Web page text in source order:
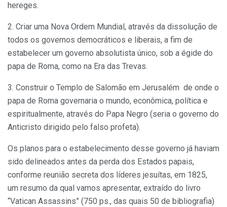
hereges.
2. Criar uma Nova Ordem Mundial, através da dissolução de
todos os governos democráticos e liberais, a fim de
estabelecer um governo absolutista único, sob a égide do
papa de Roma, como na Era das Trevas.
3. Construir o Templo de Salomão em Jerusalém de onde o
papa de Roma governaria o mundo, econômica, política e
espiritualmente, através do Papa Negro (seria o governo do
Anticristo dirigido pelo falso profeta).
Os planos para o estabelecimento desse governo já haviam
sido delineados antes da perda dos Estados papais,
conforme reunião secreta dos líderes jesuítas, em 1825,
um resumo da qual vamos apresentar, extraído do livro
“Vatican Assassins” (750 ps., das quais 50 de bibliografia)